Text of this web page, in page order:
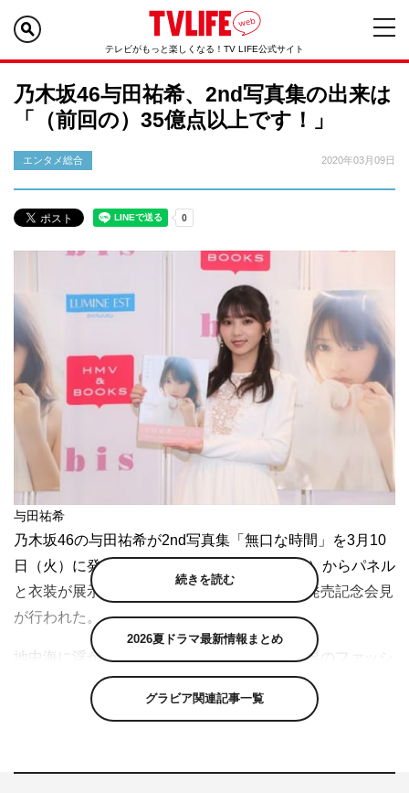
テレビがもっと楽しくなる！TV LIFE公式サイト
乃木坂46与田祐希、2nd写真集の出来は
「（前回の）35億点以上です！」
エンタメ総合 2020年03月09日
与田祐希
乃木坂46の与田祐希が2nd写真集「無口な時間」を3月10
日（火）に発売。それに先駆け、3月9日（月）からパネル
と衣装が展示されているルミネエスト新宿で発売記念会見
が行われた。
地中海に浮かぶイタリアのシチリア島と、世界のファッシ
ョンの中心地・ミラノが舞台。初めてのヨーロッパ一人旅
を通して、ひと回り成長した19歳の与田の魅力が詰まって
続きを読む
2026夏ドラマ最新情報まとめ
グラビア関連記事一覧